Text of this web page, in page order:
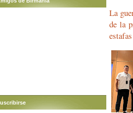
La
de la